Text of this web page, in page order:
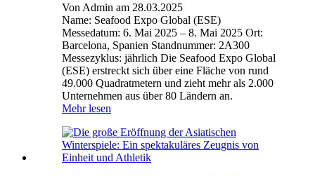
Von Admin am 28.03.2025
Name: Seafood Expo Global (ESE)
Messedatum: 6. Mai 2025 – 8. Mai 2025 Ort:
Barcelona, ​​Spanien Standnummer: 2A300
Messezyklus: jährlich Die Seafood Expo Global
(ESE) erstreckt sich über eine Fläche von rund
49.000 Quadratmetern und zieht mehr als 2.000
Unternehmen aus über 80 Ländern an.
Mehr lesen